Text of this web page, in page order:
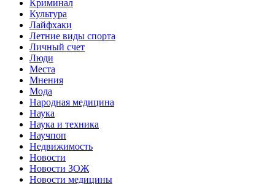
Криминал
Культура
Лайфхаки
Летние виды спорта
Личный счет
Люди
Места
Мнения
Мода
Народная медицина
Наука
Наука и техника
Научпоп
Недвижимость
Новости
Новости ЗОЖ
Новости медицины